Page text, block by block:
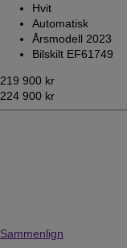
Hvit
Automatisk
Årsmodell 2023
Bilskilt EF61749
219 900 kr
224 900 kr
Sammenlign